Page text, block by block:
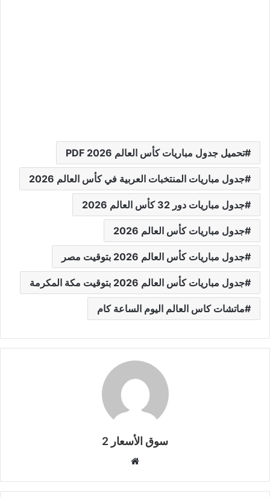
تحميل جدول مباريات كأس العالم 2026 PDF
جدول مباريات المنتخبات العربية في كأس العالم 2026
جدول مباريات دور 32 كأس العالم 2026
جدول مباريات كأس العالم 2026
جدول مباريات كأس العالم 2026 بتوقيت مصر
جدول مباريات كأس العالم 2026 بتوقيت مكة المكرمة
ماتشات كاس العالم اليوم الساعة كام
سوق الأسعار 2